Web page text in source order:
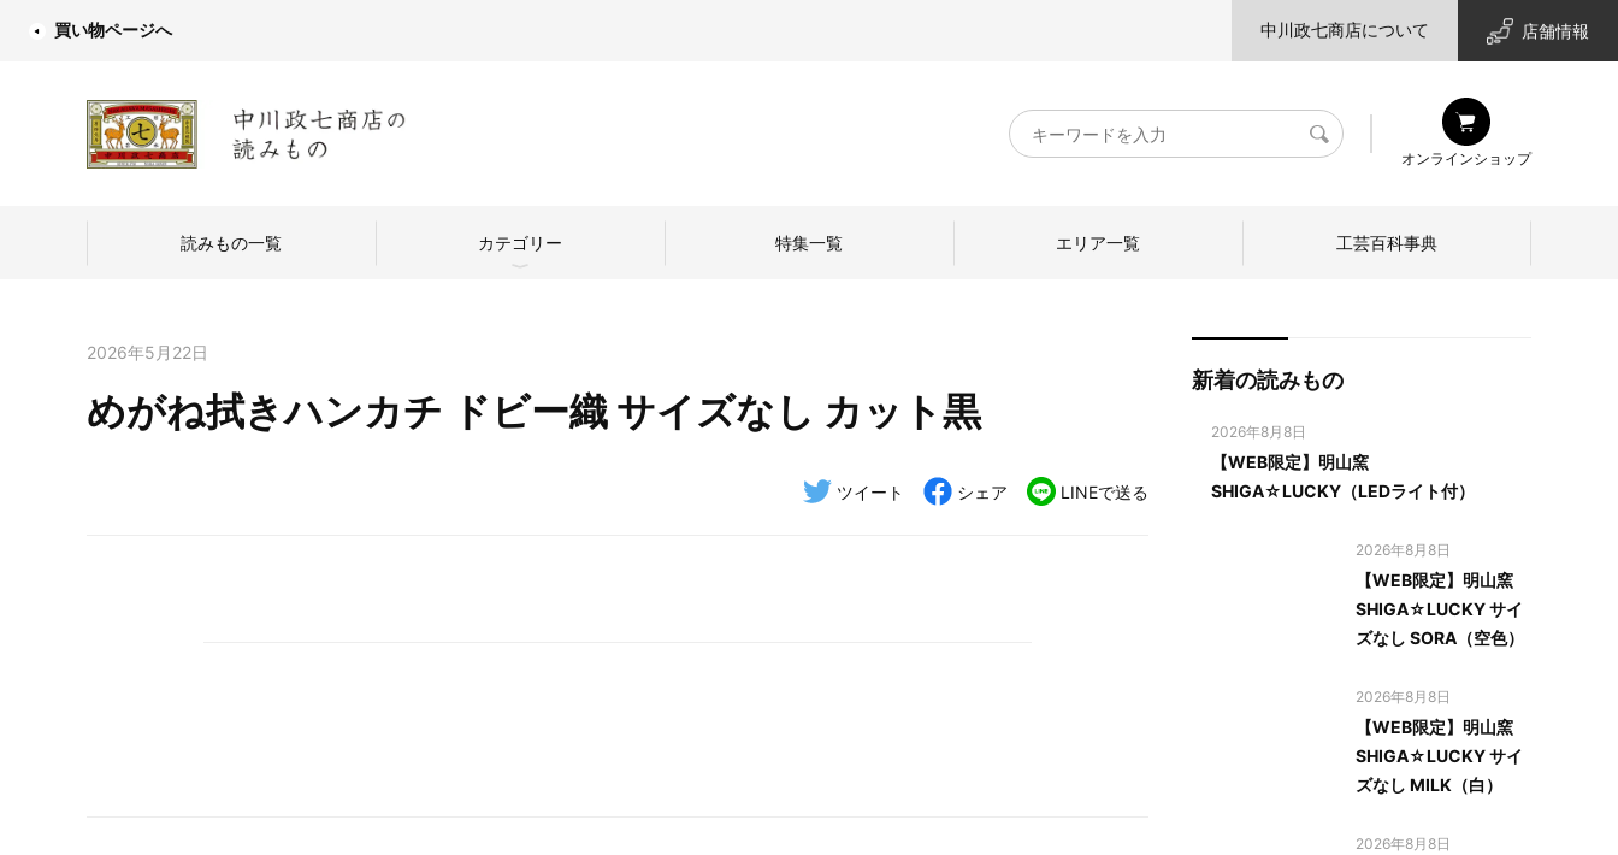
買い物ページへ 中川政七商店について 店舗情報
キ
ー
検
オンラインショップ
読みもの一覧 カテゴリー
中川政七商店のものづくり 日本の暮らし 中川政七商店のひと
特集一覧 エリア一覧 工芸百科事典
2026年5月22日
めがね拭きハンカチ ドビー織 サイズなし カット黒
ツイート シェア LINEで送る
新着の読みもの
2026年8月8日
【WEB限定】明山窯
SHIGA☆LUCKY（LEDライト付）
2026年8月8日
【WEB限定】明山窯
SHIGA☆LUCKY サイ
ズなし SORA（空色）
2026年8月8日
【WEB限定】明山窯
SHIGA☆LUCKY サイ
ズなし MILK（白）
2026年8月8日